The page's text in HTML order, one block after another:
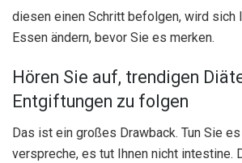
diesen einen Schritt befolgen, wird sich
Essen ändern, bevor Sie es merken.
Hören Sie auf, trendigen
Entgiftungen zu folgen
Das ist ein großes Drawback. Tun Sie
verspreche, es tut Ihnen nicht intestine.